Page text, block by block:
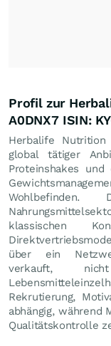
Profil zur
A0DNX7 ISIN:
Herbalife
global tätiger
Proteinshakes
klassischen
über ein
verkauft,
Rekrutierung,
abhängig, während
Qualitätskontrolle